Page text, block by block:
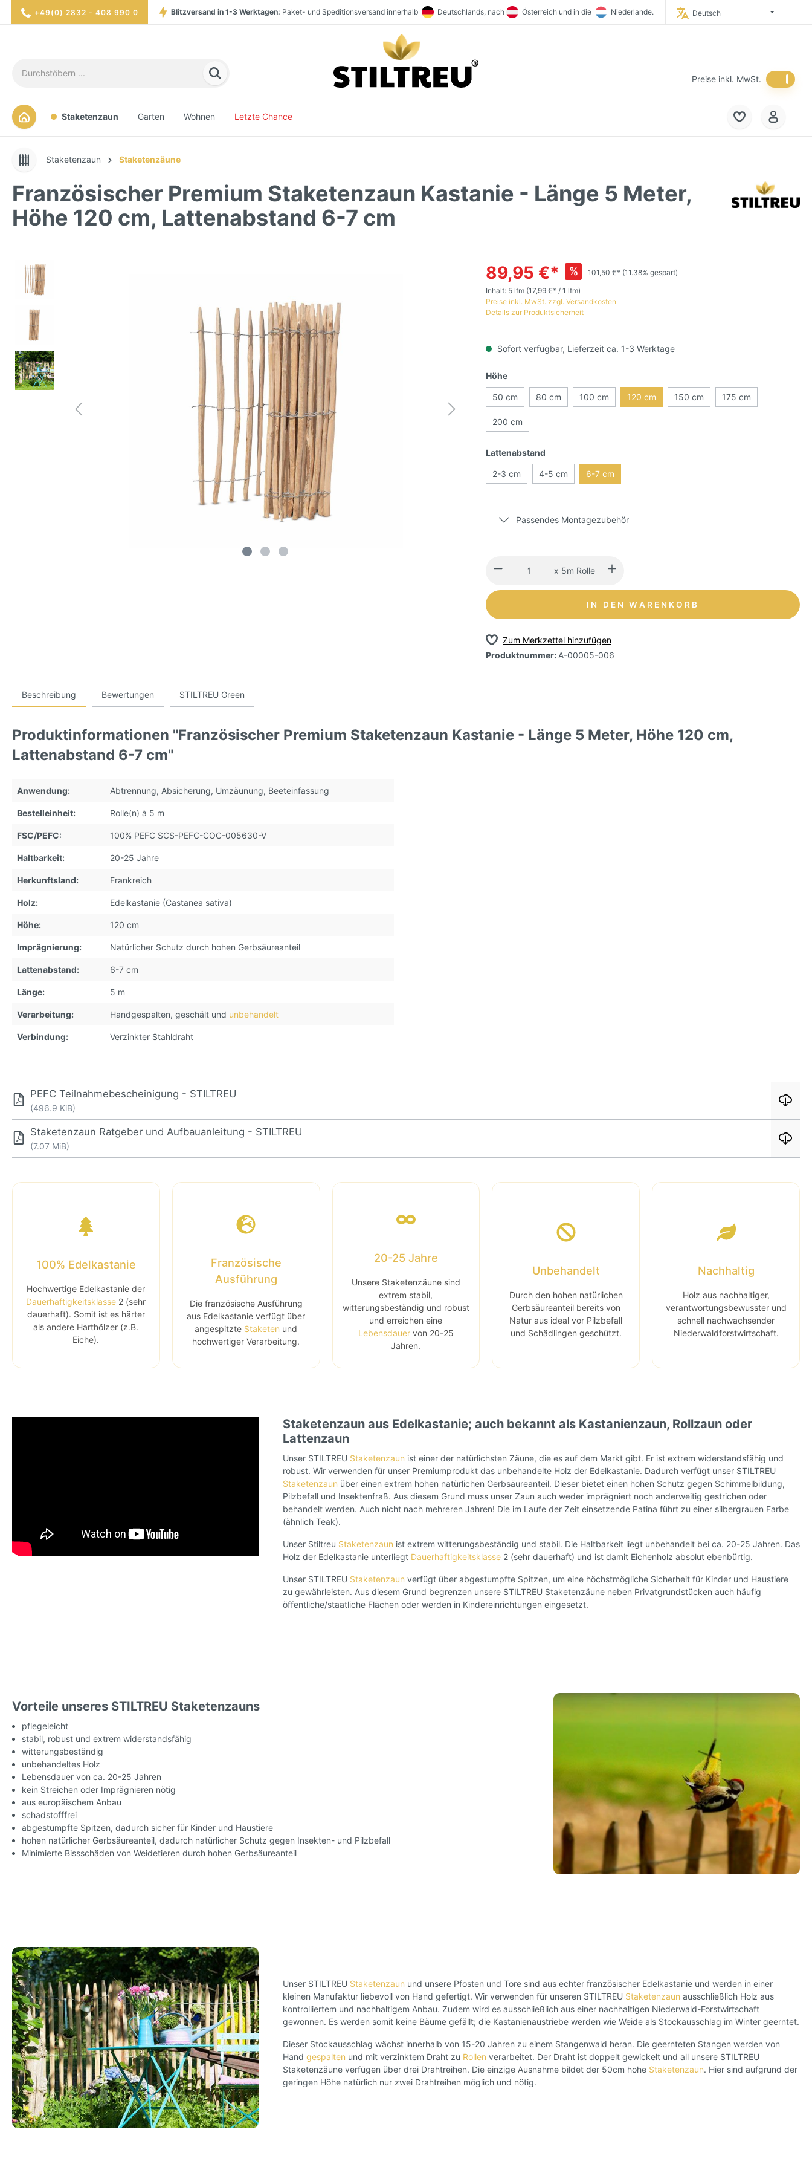
+49(0) 2832 - 408 990 0 Blitzversand in 1-3 Werktagen: Paket- und Speditionsversand innerhalb Deutschlands, nach Österreich und in die Niederlande.
Staketenzaun Vollsortiment und stets hohe Warenverfügbarkeit. Größter Direktimporteur Deutschlands.
SSL-verschlüsselt und DSGVO-konform online einkaufen. Serverstandort in Deutschland.
Deutsch
Preise inkl. MwSt.
Staketenzaun Garten Wohnen Letzte Chance
Staketenzaun Staketenzäune
Französischer Premium Staketenzaun Kastanie - Länge 5 Meter,
Höhe 120 cm, Lattenabstand 6-7 cm
89,95 €* % 101,50 €* (11.38% gespart)
Inhalt: 5 lfm (17,99 €* / 1 lfm)
Preise inkl. MwSt. zzgl. Versandkosten
Details zur Produktsicherheit
Sofort verfügbar, Lieferzeit ca. 1-3 Werktage
Höhe
50 cm 80 cm 100 cm 120 cm 150 cm 175 cm
200 cm
Lattenabstand
2-3 cm 4-5 cm 6-7 cm
Passendes Montagezubehör
x 5m Rolle
IN DEN WARENKORB
Zum Merkzettel hinzufügen
Produktnummer:A-00005-006
Beschreibung Bewertungen STILTREU Green
Produktinformationen "Französischer Premium Staketenzaun Kastanie - Länge 5 Meter, Höhe 120 cm,
Lattenabstand 6-7 cm"
Anwendung: Abtrennung, Absicherung, Umzäunung, Beeteinfassung
Bestelleinheit: Rolle(n) à 5 m
FSC/PEFC: 100% PEFC SCS-PEFC-COC-005630-V
Haltbarkeit: 20-25 Jahre
Herkunftsland: Frankreich
Holz: Edelkastanie (Castanea sativa)
Höhe: 120 cm
Imprägnierung: Natürlicher Schutz durch hohen Gerbsäureanteil
Lattenabstand: 6-7 cm
Länge: 5 m
Verarbeitung: Handgespalten, geschält und unbehandelt
Verbindung: Verzinkter Stahldraht
PEFC Teilnahmebescheinigung - STILTREU
(496.9 KiB)
Staketenzaun Ratgeber und Aufbauanleitung - STILTREU
(7.07 MiB)
100% Edelkastanie
Hochwertige Edelkastanie der
Dauerhaftigkeitsklasse 2 (sehr
dauerhaft). Somit ist es härter
als andere Harthölzer (z.B.
Eiche).
Französische
Ausführung
Die französische Ausführung
aus Edelkastanie verfügt über
angespitzte Staketen und
hochwertiger Verarbeitung.
20-25 Jahre
Unsere Staketenzäune sind
extrem stabil,
witterungsbeständig und robust
und erreichen eine
Lebensdauervon 20-25
Jahren.
Unbehandelt
Durch den hohen natürlichen
Gerbsäureanteil bereits von
Natur aus ideal vor Pilzbefall
und Schädlingen geschützt.
Nachhaltig
Holz aus nachhaltiger,
verantwortungsbewusster und
schnell nachwachsender
Niederwaldforstwirtschaft.
Staketenzaun aus Edelkastanie; auch bekannt als Kastanienzaun, Rollzaun oder
Lattenzaun
Unser STILTREU Staketenzaun ist einer der natürlichsten Zäune, die es auf dem Markt gibt. Er ist extrem widerstandsfähig und
robust. Wir verwenden für unser Premiumprodukt das unbehandelte Holz der Edelkastanie. Dadurch verfügt unser STILTREU
Staketenzaun über einen extrem hohen natürlichen Gerbsäureanteil. Dieser bietet einen hohen Schutz gegen Schimmelbildung,
Pilzbefall und Insektenfraß. Aus diesem Grund muss unser Zaun auch weder imprägniert noch anderweitig gestrichen oder
behandelt werden. Auch nicht nach mehreren Jahren! Die im Laufe der Zeit einsetzende Patina führt zu einer silbergrauen Farbe
(ähnlich Teak).
Unser Stiltreu Staketenzaun ist extrem witterungsbeständig und stabil. Die Haltbarkeit liegt unbehandelt bei ca. 20-25 Jahren. Das
Holz der Edelkastanie unterliegt Dauerhaftigkeitsklasse 2 (sehr dauerhaft) und ist damit Eichenholz absolut ebenbürtig.
Unser STILTREU Staketenzaun verfügt über abgestumpfte Spitzen, um eine höchstmögliche Sicherheit für Kinder und Haustiere
zu gewährleisten. Aus diesem Grund begrenzen unsere STILTREU Staketenzäune neben Privatgrundstücken auch häufig
öffentliche/staatliche Flächen oder werden in Kindereinrichtungen eingesetzt.
Vorteile unseres STILTREU Staketenzauns
pflegeleicht
stabil, robust und extrem widerstandsfähig
witterungsbeständig
unbehandeltes Holz
Lebensdauer von ca. 20-25 Jahren
kein Streichen oder Imprägnieren nötig
aus europäischem Anbau
schadstofffrei
abgestumpfte Spitzen, dadurch sicher für Kinder und Haustiere
hohen natürlicher Gerbsäureanteil, dadurch natürlicher Schutz gegen Insekten- und Pilzbefall
Minimierte Bissschäden von Weidetieren durch hohen Gerbsäureanteil
Unser STILTREU Staketenzaun und unsere Pfosten und Tore sind aus echter französischer Edelkastanie und werden in einer
kleinen Manufaktur liebevoll von Hand gefertigt. Wir verwenden für unseren STILTREU Staketenzaun ausschließlich Holz aus
kontrolliertem und nachhaltigem Anbau. Zudem wird es ausschließlich aus einer nachhaltigen Niederwald-Forstwirtschaft
gewonnen. Es werden somit keine Bäume gefällt; die Kastanienaustriebe werden wie Weide als Stockausschlag im Winter geerntet.
Dieser Stockausschlag wächst innerhalb von 15-20 Jahren zu einem Stangenwald heran. Die geernteten Stangen werden von
Hand gespalten und mit verzinktem Draht zu Rollen verarbeitet. Der Draht ist doppelt gewickelt und all unsere STILTREU
Staketenzäune verfügen über drei Drahtreihen. Die einzige Ausnahme bildet der 50cm hohe Staketenzaun. Hier sind aufgrund der
geringen Höhe natürlich nur zwei Drahtreihen möglich und nötig.